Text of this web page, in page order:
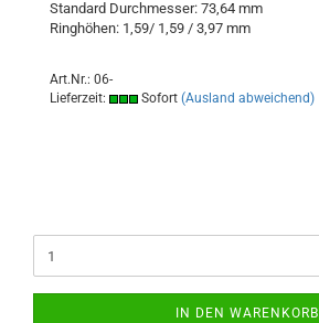
Standard Durchmesser: 73,64 mm
Ringhöhen: 1,59/ 1,59 / 3,97 mm
Art.Nr.: 06-
Lieferzeit:
Sofort (Ausland abweichend)
IN DEN WARENKORB